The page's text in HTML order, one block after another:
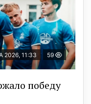
2026, 11:33 59
победу